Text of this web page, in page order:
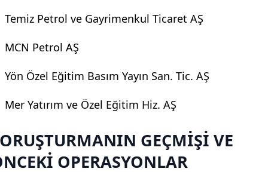
Temiz Petrol ve Gayrimenkul Ticaret AŞ
MCN Petrol AŞ
Yön Özel Eğitim Basım Yayın San. Tic. AŞ
Mer Yatırım ve Özel Eğitim Hiz. AŞ
GEÇMİŞİ VE
OPERASYONLAR